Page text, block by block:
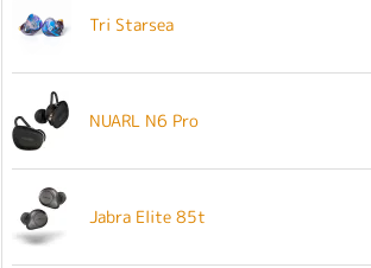
Tri Starsea
NUARL N6 Pro
Jabra Elite 85t